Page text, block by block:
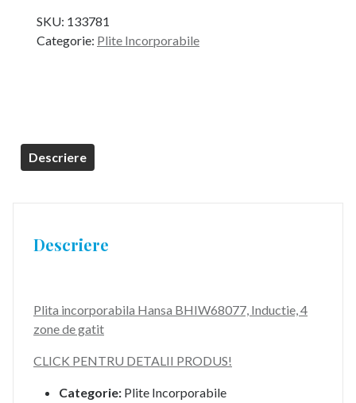
a
fost:
1.499,99 lei.
SKU: 133781
Categorie: Plite Incorporabile
Descriere
Descriere
Plita incorporabila Hansa BHIW68077, Inductie, 4
zone de gatit
CLICK PENTRU DETALII PRODUS!
Categorie: Plite Incorporabile